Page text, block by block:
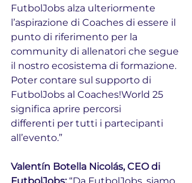
FutbolJobs alza ulteriormente
l’aspirazione di Coaches di essere il
punto di riferimento per la
community di allenatori che segue
il nostro ecosistema di formazione.
Poter contare sul supporto di
FutbolJobs al Coaches!World 25
significa aprire percorsi
differenti per tutti i partecipanti
all’evento.”
Valentín Botella Nicolás, CEO di